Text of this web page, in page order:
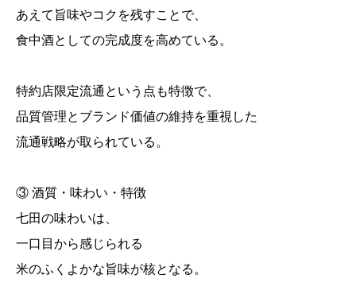
あえて旨味やコクを残すことで、
食中酒としての完成度を高めている。
特約店限定流通という点も特徴で、
品質管理とブランド価値の維持を重視した
流通戦略が取られている。
③ 酒質・味わい・特徴
七田の味わいは、
一口目から感じられる
米のふくよかな旨味が核となる。